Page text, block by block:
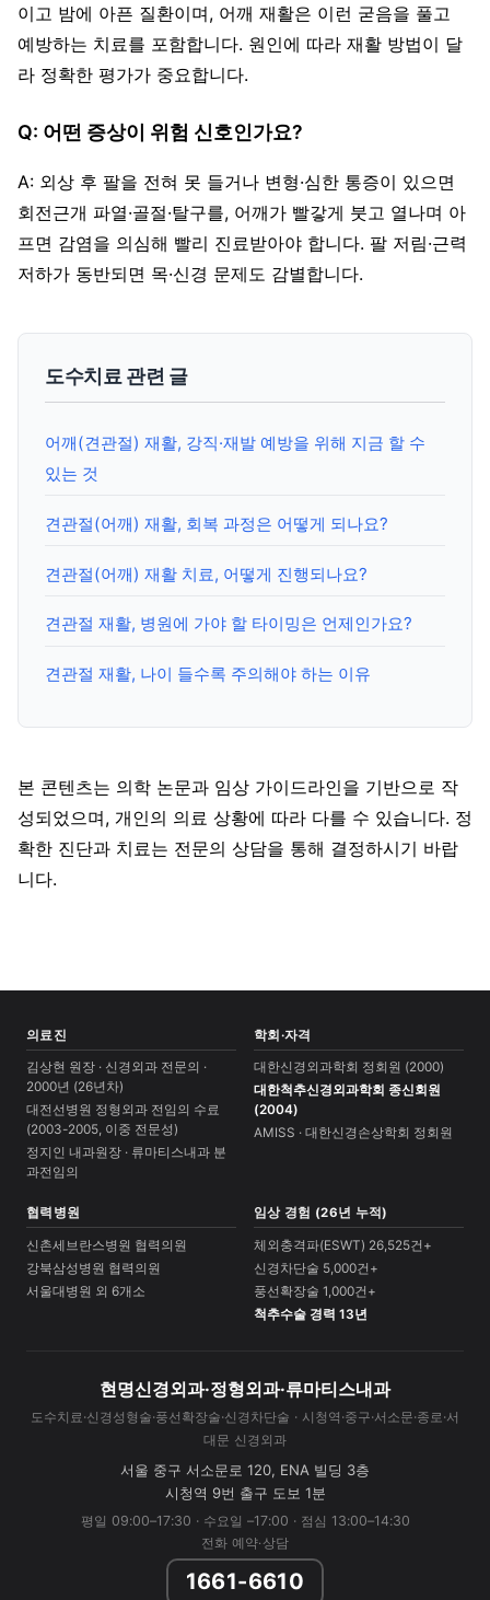
이고 밤에 아픈 질환이며, 어깨 재활은 이런 굳음을 풀고
예방하는 치료를 포함합니다. 원인에 따라 재활 방법이 달
라 정확한 평가가 중요합니다.
Q: 어떤 증상이 위험 신호인가요?
A: 외상 후 팔을 전혀 못 들거나 변형·심한 통증이 있으면
회전근개 파열·골절·탈구를, 어깨가 빨갛게 붓고 열나며 아
프면 감염을 의심해 빨리 진료받아야 합니다. 팔 저림·근력
저하가 동반되면 목·신경 문제도 감별합니다.
도수치료 관련 글
어깨(견관절) 재활, 강직·재발 예방을 위해 지금 할 수
있는 것
견관절(어깨) 재활, 회복 과정은 어떻게 되나요?
견관절(어깨) 재활 치료, 어떻게 진행되나요?
견관절 재활, 병원에 가야 할 타이밍은 언제인가요?
견관절 재활, 나이 들수록 주의해야 하는 이유
본 콘텐츠는 의학 논문과 임상 가이드라인을 기반으로 작
성되었으며, 개인의 의료 상황에 따라 다를 수 있습니다. 정
확한 진단과 치료는 전문의 상담을 통해 결정하시기 바랍
니다.
의료진
김상현 원장 · 신경외과 전문의 ·
2000년 (26년차)
대전선병원 정형외과 전임의 수료
(2003-2005, 이중 전문성)
정지인 내과원장 · 류마티스내과 분
과전임의
학회·자격
대한신경외과학회 정회원 (2000)
대한척추신경외과학회 종신회원
(2004)
AMISS · 대한신경손상학회 정회원
협력병원
신촌세브란스병원 협력의원
강북삼성병원 협력의원
서울대병원 외 6개소
임상 경험 (26년 누적)
체외충격파(ESWT) 26,525건+
신경차단술 5,000건+
풍선확장술 1,000건+
척추수술 경력 13년
현명신경외과·정형외과·류마티스내과
도수치료·신경성형술·풍선확장술·신경차단술 · 시청역·중구·서소문·종로·서
대문 신경외과
서울 중구 서소문로 120, ENA 빌딩 3층
시청역 9번 출구 도보 1분
평일 09:00–17:30 · 수요일 –17:00 · 점심 13:00–14:30
전화 예약·상담
1661-6610